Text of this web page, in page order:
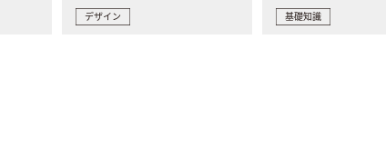
デザイン 基礎知識